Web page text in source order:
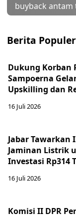
buyback
Berita Populer
Dukung Korban
Sampoerna
Upskilling dan
16 Juli 2026
Jabar Tawarkan
Jaminan Listrik
Investasi Rp314
16 Juli 2026
Komisi II DPR